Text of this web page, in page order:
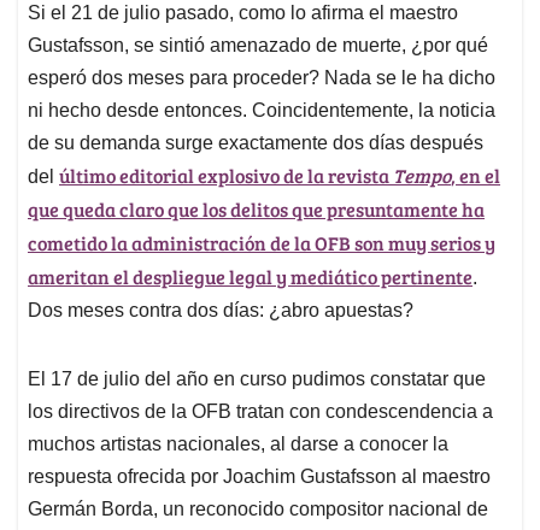
Si el 21 de julio pasado, como lo afirma el maestro
Gustafsson, se sintió amenazado de muerte, ¿por qué
esperó dos meses para proceder? Nada se le ha dicho
ni hecho desde entonces. Coincidentemente, la noticia
de su demanda surge exactamente dos días después
del último editorial explosivo de la revista Tempo, en el
que queda claro que los delitos que presuntamente ha
cometido la administración de la OFB son muy serios y
ameritan el despliegue legal y mediático pertinente.
Dos meses contra dos días: ¿abro apuestas?
El 17 de julio del año en curso pudimos constatar que
los directivos de la OFB tratan con condescendencia a
muchos artistas nacionales, al darse a conocer la
respuesta ofrecida por Joachim Gustafsson al maestro
Germán Borda, un reconocido compositor nacional de